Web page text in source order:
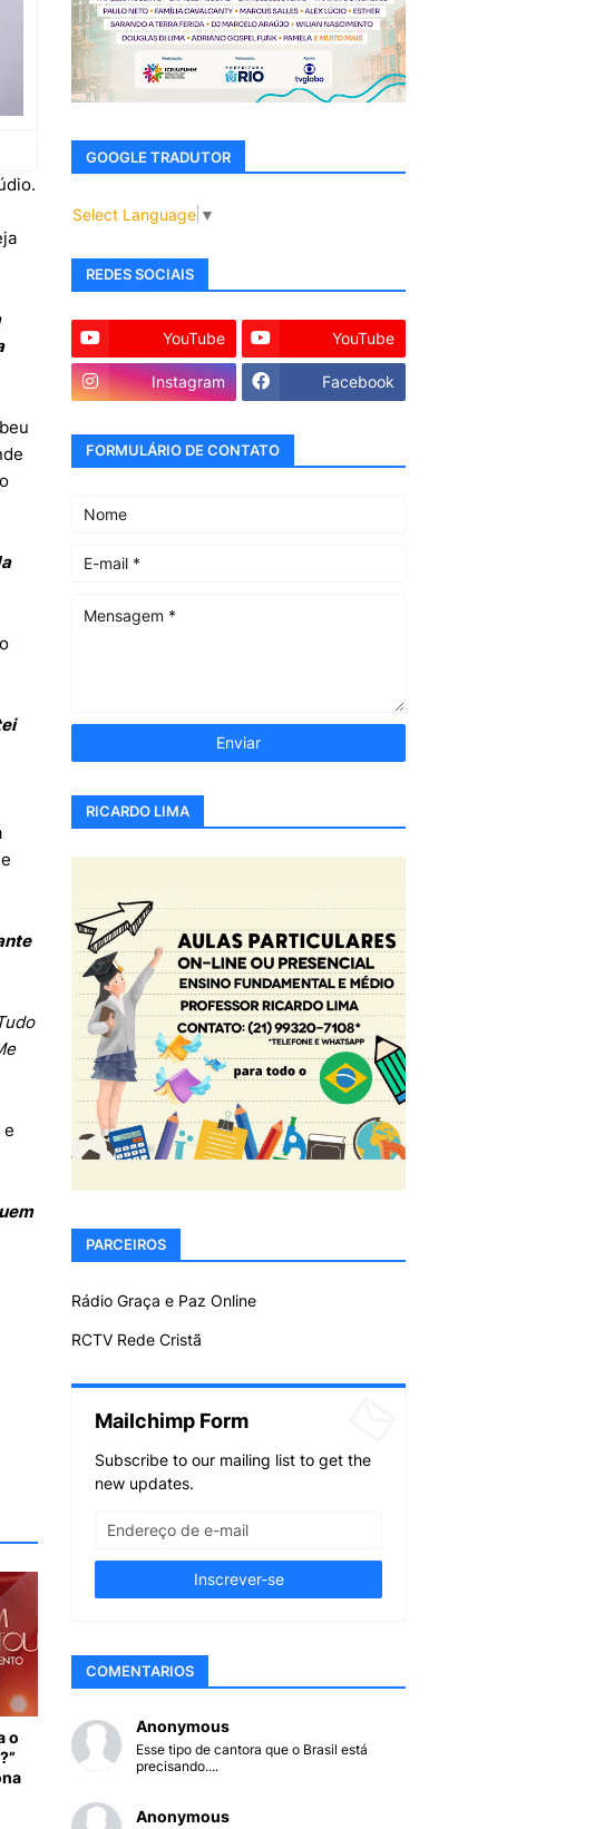
e
o
GOOGLE TRADUTOR
Select Language ▼
REDES SOCIAIS
YouTube YouTube
Instagram Facebook
FORMULÁRIO DE CONTATO
RICARDO LIMA
PARCEIROS
Rádio Graça e Paz Online
RCTV Rede Cristã
Mailchimp Form
Subscribe to our mailing list to get the
new updates.
COMENTARIOS
Anonymous
Esse tipo de cantora que o Brasil está
precisando....
Anonymous